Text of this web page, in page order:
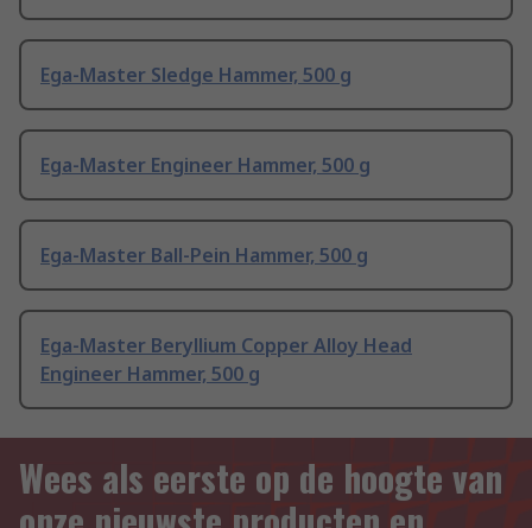
Ega-Master Sledge Hammer, 500 g
Ega-Master Engineer Hammer, 500 g
Ega-Master Ball-Pein Hammer, 500 g
Ega-Master Beryllium Copper Alloy Head
Engineer Hammer, 500 g
Wees als eerste op de hoogte van